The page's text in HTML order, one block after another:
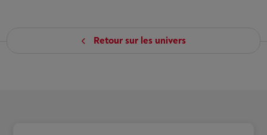
Retour sur les univers